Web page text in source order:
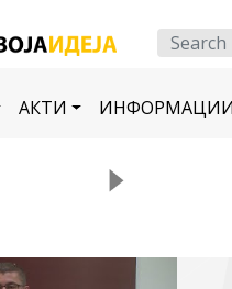
АКТИ ИНФОРМАЦИИ